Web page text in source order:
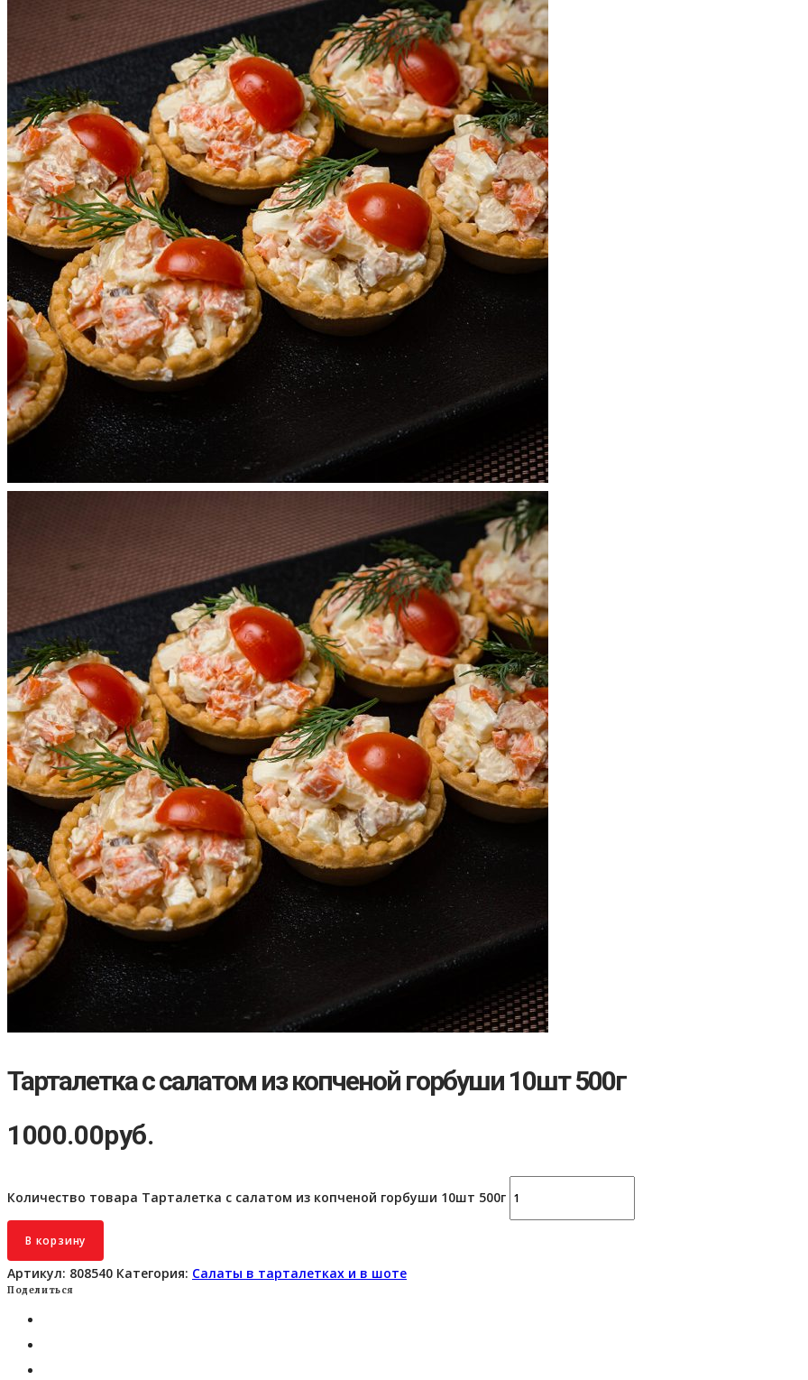
Тарталетка с салатом из копченой горбуши 10шт 500г
1000.00руб.
Количество товара Тарталетка с салатом из копченой горбуши 10шт 500г
В корзину
Артикул: 808540 Категория: Салаты в тарталетках и в шоте
Поделиться